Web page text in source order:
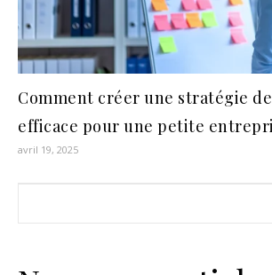
Comment créer une stratégie
efficace pour une petite
avril 19, 2025